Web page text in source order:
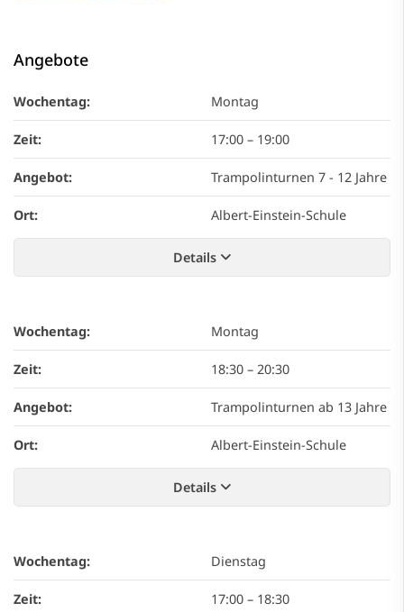
Angebote
Wochentag: Montag
Zeit: 17:00 – 19:00
Angebot: Trampolinturnen 7 - 12 Jahre
Ort: Albert-Einstein-Schule
Details
Wochentag: Montag
Zeit: 18:30 – 20:30
Angebot: Trampolinturnen ab 13 Jahre
Ort: Albert-Einstein-Schule
Details
Wochentag: Dienstag
Zeit: 17:00 – 18:30